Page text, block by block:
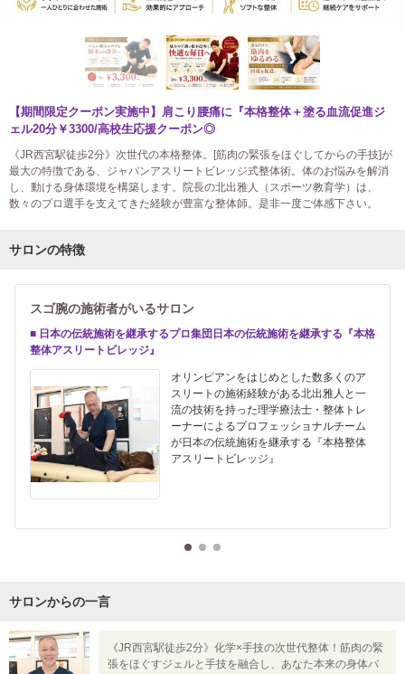
【期間限定クーポン実施中】肩こり腰痛に『本格整体＋塗る血流促進ジ
ェル20分￥3300/高校生応援クーポン◎
《JR西宮駅徒歩2分》次世代の本格整体。[筋肉の緊張をほぐしてからの手技]が
最大の特徴である、ジャパンアスリートビレッジ式整体術。体のお悩みを解消
し、動ける身体環境を構築します。院長の北出雅人（スポーツ教育学）は、
数々のプロ選手を支えてきた経験が豊富な整体師。是非一度ご体感下さい。
サロンの特徴
スゴ腕の施術者がいるサロン
■ 日本の伝統施術を継承するプロ集団日本の伝統施術を継承する『本格
整体アスリートビレッジ』
オリンピアンをはじめとした数多くのア
スリートの施術経験がある北出雅人と一
流の技術を持った理学療法士・整体トレ
ーナーによるプロフェッショナルチーム
が日本の伝統施術を継承する『本格整体
アスリートビレッジ』
サロンからの一言
《JR西宮駅徒歩2分》化学×手技の次世代整体！筋肉の緊
張をほぐすジェルと手技を融合し、あなた本来の身体バ